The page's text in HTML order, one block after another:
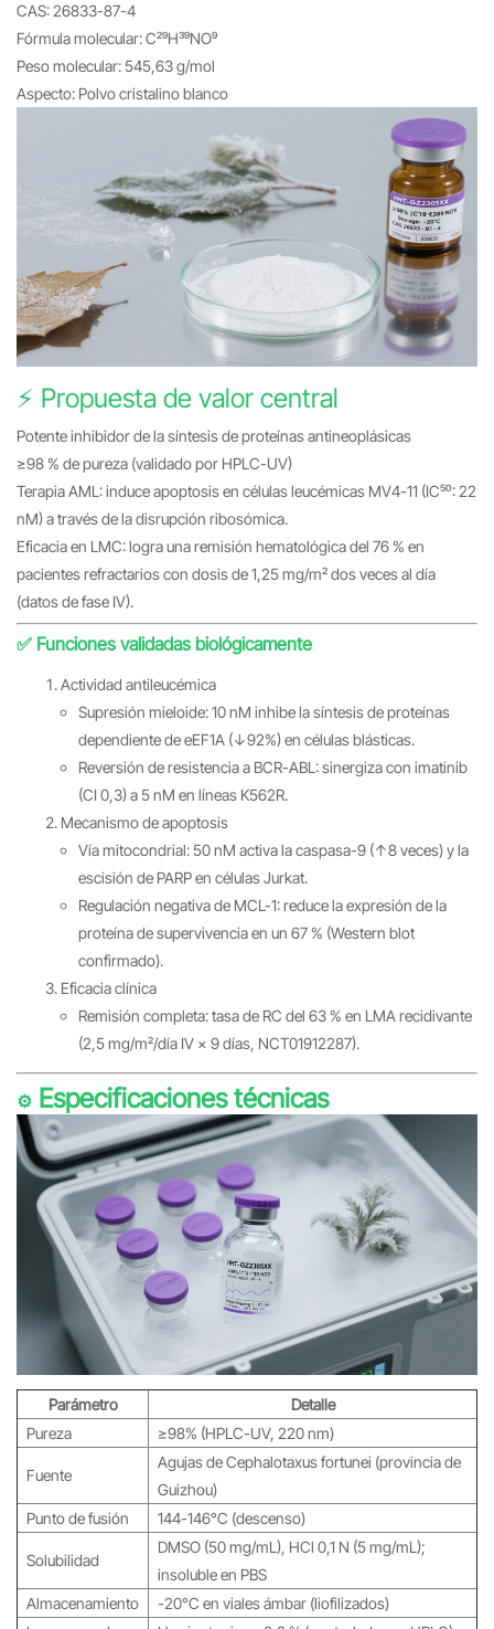
CAS: 26833-87-4
Fórmula molecular: C₂₉H₃₉NO₉
Peso molecular: 545,63 g/mol
Aspecto: Polvo cristalino blanco
⚡️ Propuesta de valor central
Potente inhibidor de la síntesis de proteínas antineoplásicas
≥98 % de pureza (validado por HPLC-UV)
Terapia AML: induce apoptosis en células leucémicas MV4-11 (IC₅₀: 22
nM) a través de la disrupción ribosómica.
Eficacia en LMC: logra una remisión hematológica del 76 % en
pacientes refractarios con dosis de 1,25 mg/m² dos veces al día
(datos de fase IV).
✅ Funciones validadas biológicamente
Actividad antileucémica
Supresión mieloide: 10 nM inhibe la síntesis de proteínas
dependiente de eEF1A (↓92%) en células blásticas.
Reversión de resistencia a BCR-ABL: sinergiza con imatinib
(CI 0,3) a 5 nM en líneas K562R.
Mecanismo de apoptosis
Vía mitocondrial: 50 nM activa la caspasa-9 (↑8 veces) y la
escisión de PARP en células Jurkat.
Regulación negativa de MCL-1: reduce la expresión de la
proteína de supervivencia en un 67 % (Western blot
confirmado).
Eficacia clínica
Remisión completa: tasa de RC del 63 % en LMA recidivante
(2,5 mg/m²/día IV × 9 días, NCT01912287).
⚙️ Especificaciones técnicas
Parámetro
Detalle
Pureza
≥98% (HPLC-UV, 220 nm)
Fuente
Agujas de Cephalotaxus fortunei (provincia de
Guizhou)
Punto de fusión
144-146°C (descenso)
Solubilidad
DMSO (50 mg/mL), HCl 0,1 N (5 mg/mL);
insoluble en PBS
Almacenamiento
-20°C en viales ámbar (liofilizados)